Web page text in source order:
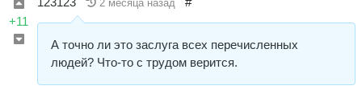
+11
2 месяца назад
А точно ли это заслуга всех перечисленных
людей? Что-то с трудом верится.